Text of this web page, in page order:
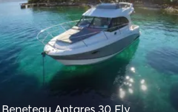
Beneteau Antares 30 Fly